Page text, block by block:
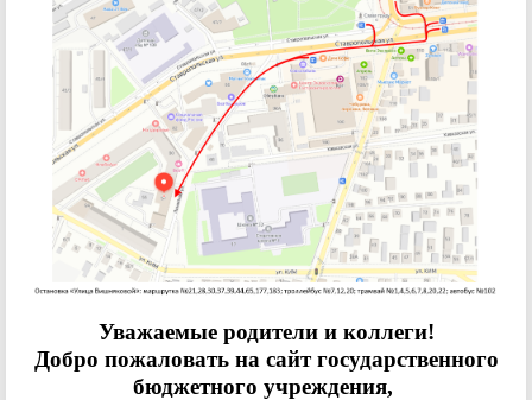
Уважаемые родители и коллеги!
Добро пожаловать на сайт государственного
бюджетного учреждения,